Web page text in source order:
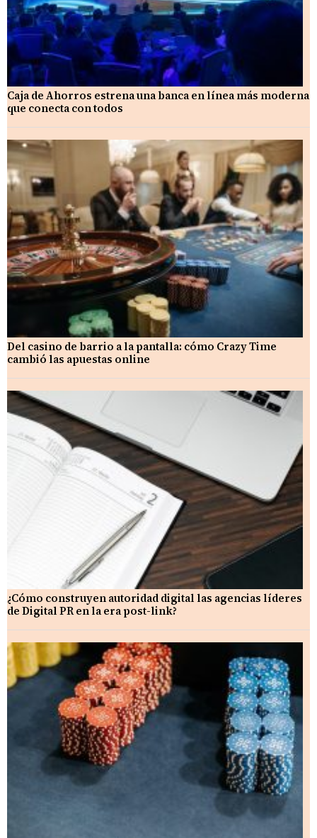
Caja de Ahorros estrena una banca en línea más moderna
que conecta con todos
Del casino de barrio a la pantalla: cómo Crazy Time
cambió las apuestas online
¿Cómo construyen autoridad digital las agencias líderes
de Digital PR en la era post-link?